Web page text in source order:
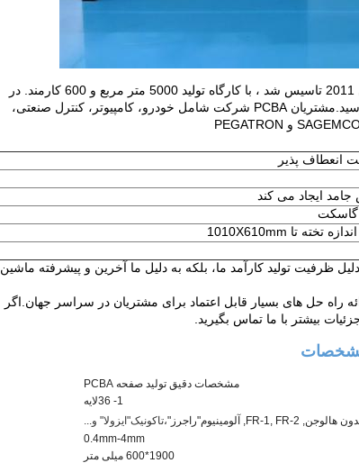
Shenzhen Hualian Weiyip Technology Co. ، Ltd. در سال 2011 تاسیس شد ، با کارگاه تولید 5000 متر مربع و 600 کارمند. در
سال 2023 ، فروش این شرکت به 300 میلیون یوآن خواهد رسید.مشتریان PCBA شرکت شامل خودرو، کامپیوتر، کنترل صنعتی،
گاسکت
دلیل ظرفیت تولید کارآمد ما، بلکه به دلیل ما آخرین و پیشرفته ماشین
راه حل های بسیار قابل اعتماد برای مشتریان در سراسر جهان.اگر
بیشتر با ما تماس بگیرید.
مشخصات دقیق تولید صفحه PCBA
1- 3
6 لایه
"راجرز"،تاکونیک"ايزولا" و...
0.4mm-4mm
1900*600 میلی متر